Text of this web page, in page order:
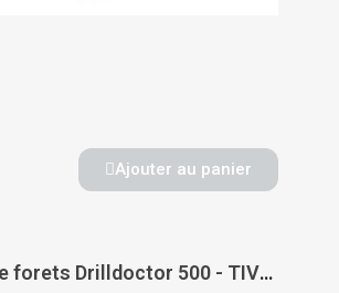
Ajouter au panier
Affûteur de forets Drilldoctor 500 - TIVOLY